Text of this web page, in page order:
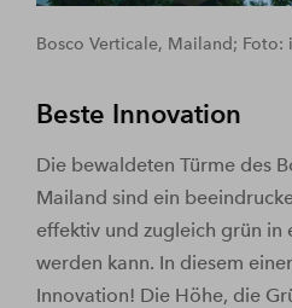
Bosco Verticale, Mailand; Foto:
Beste Innovation
Die bewaldeten Türme des
Mailand sind ein
effektiv und zugleich grün in
werden kann. In diesem
Innovation! Die Höhe, die